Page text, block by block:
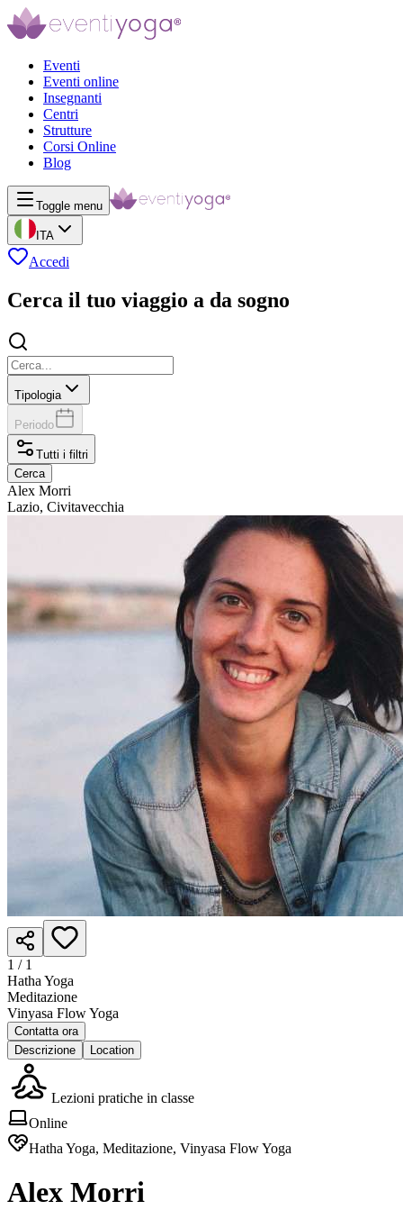
Eventi
Eventi online
Insegnanti
Centri
Strutture
Corsi Online
Blog
Toggle menu
ITA
Accedi
Cerca il tuo viaggio a da sogno
Tipologia
Periodo
Tutti i filtri
Cerca
Alex Morri
Lazio, Civitavecchia
1 / 1
Hatha Yoga
Meditazione
Vinyasa Flow Yoga
Contatta ora
Descrizione
Location
Lezioni pratiche in classe
Online
Hatha Yoga, Meditazione, Vinyasa Flow Yoga
Alex Morri